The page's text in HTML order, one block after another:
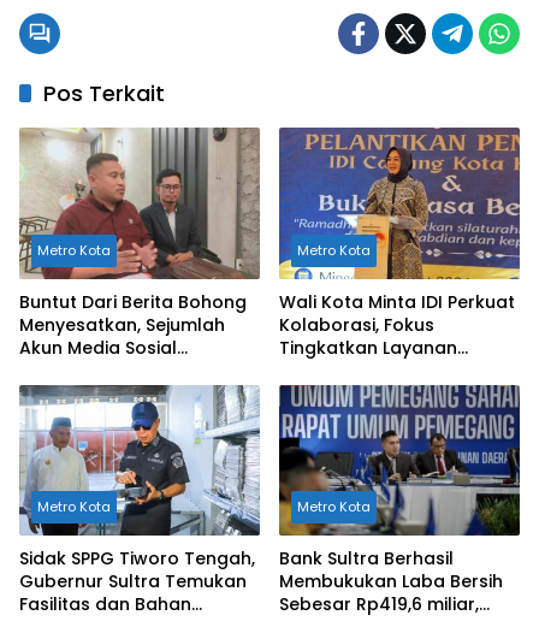
Pos Terkait
Metro Kota
Buntut Dari Berita Bohong
Menyesatkan, Sejumlah
Akun Media Sosial
Metro Kota
Wali Kota Minta IDI Perkuat
Kolaborasi, Fokus
Tingkatkan Layanan
Metro Kota
Sidak SPPG Tiworo Tengah,
Gubernur Sultra Temukan
Fasilitas dan Bahan
Metro Kota
Bank Sultra Berhasil
Membukukan Laba Bersih
Sebesar Rp419,6 miliar,